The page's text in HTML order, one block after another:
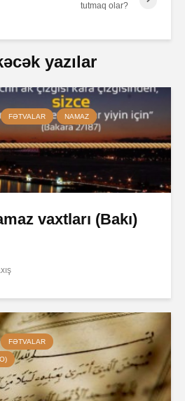
tutmaq olar?
yazılar
FƏTVALAR NAMAZ
vaxtları (Bakı)
FƏTVALAR